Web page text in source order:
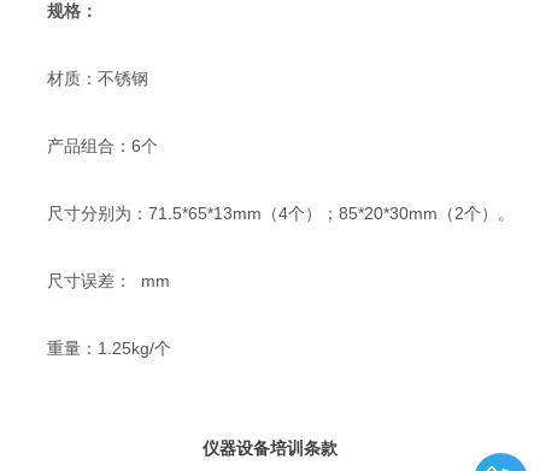
规格：
材质：不锈钢
产品组合：6个
尺寸分别为：71.5*65*13mm（4个）；85*20*30mm（2个）。
尺寸误差： mm
重量：1.25kg/个
仪器设备培训条款